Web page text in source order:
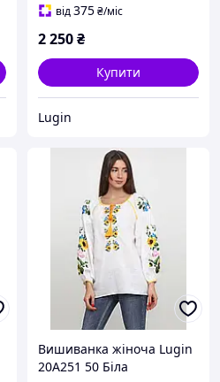
від375₴/міс
2 250₴
Купити
Lugin
Вишиванка жіноча Lugin
20А251 50 Біла